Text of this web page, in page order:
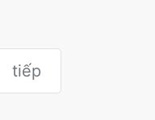
tiếp